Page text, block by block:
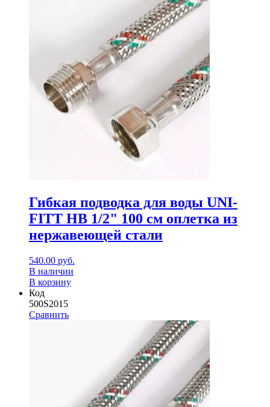
Гибкая подводка для воды UNI-
FITT НВ 1/2" 100 см оплетка из
нержавеющей стали
540.00 руб.
В наличии
В корзину
Код
500S2015
Сравнить